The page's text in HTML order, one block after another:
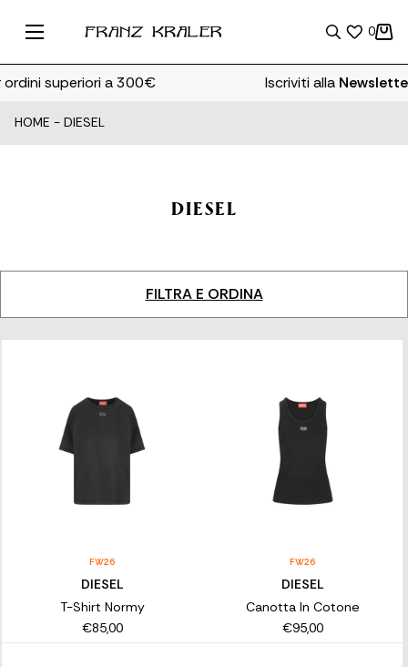
0
superiori a 300€ Iscriviti allaNewslettere
HOME - DIESEL
DIESEL
FILTRA E ORDINA
FW26
DIESEL
T-Shirt Normy
€85,00
FW26
DIESEL
Canotta In Cotone
€95,00